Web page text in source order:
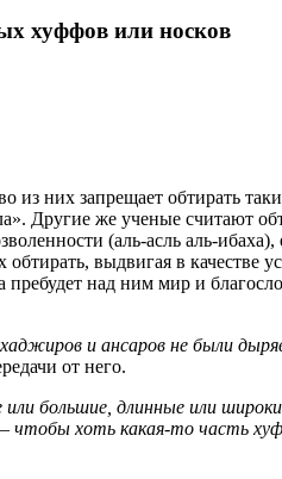
или носков
них запрещает обтирать
Другие же ученые считают
(аль-асль аль-ибаха),
выдвигая в качестве
над ним мир и
и ансаров не были
от него.
или большие, длинные или
хоть какая-то часть